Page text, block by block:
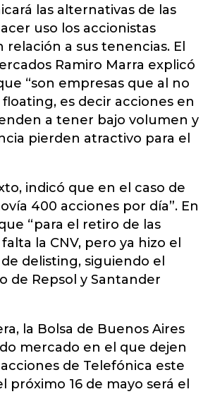
las alternativas de las
uso los accionistas
a sus tenencias. El
Ramiro Marra explicó
“son empresas que al no
es decir acciones en
a tener bajo volumen y
pierden atractivo para el
indicó que en el caso de
400 acciones por día”. En
“para el retiro de las
la CNV, pero ya hizo el
delisting, siguiendo el
de Repsol y Santander
la Bolsa de Buenos Aires
mercado en el que dejen
de Telefónica este
próximo 16 de mayo será el